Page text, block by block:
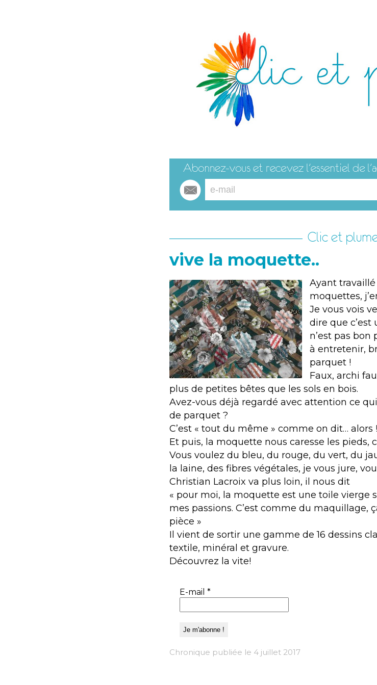
Clic et
vive la moquette..
Ayant
moquettes,
Je vous vois
dire que c’est
n’est pas bon
à entretenir,
parquet !
Faux, archi
plus de petites bêtes que les sols en bois.
Avez-vous déjà regardé avec attention ce
de parquet ?
C’est « tout du même » comme on dit… alors
Et puis, la moquette nous caresse les pieds,
Vous voulez du bleu, du rouge, du vert, du
la laine, des fibres végétales, je vous jure,
Christian Lacroix va plus loin, il nous dit
« pour moi, la moquette est une toile vierge
mes passions. C’est comme du maquillage,
pièce »
Il vient de sortir une gamme de 16 dessins
textile, minéral et gravure.
Découvrez la vite!
E-mail *
Chronique publiée le 4 juillet 2017